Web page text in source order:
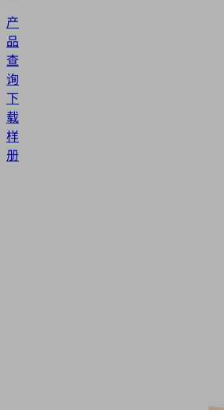
产
品
查
询
下
载
样
册